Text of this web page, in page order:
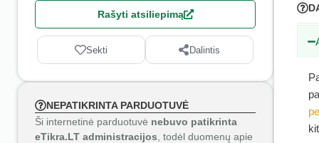
Rašyti atsiliepimą
Sekti Dalintis
NEPATIKRINTA PARDUOTUVĖ
Ši internetinė parduotuvė nebuvo patikrinta
eTikra.LT administracijos , todėl duomenų apie